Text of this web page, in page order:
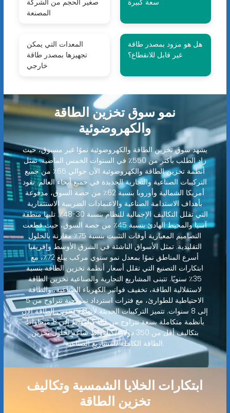
صغير الحجم من الشركة
المصنعة
سعة كبيرة
المعدات التي يمكن
تجهيزها بمصدر طاقة
خارجي
هل هو مزود بمصدر طاقة
غير قابل للانقطاع؟
نمو سوق تخزين الطاقة
والكهروضوئية
يشهد سوق تخزين الطاقة والكهروضوئية نموًا غير مسبوق، حيث
زاد الطلب بأكثر من 550٪ في السنوات الخمس الماضية. تمثل
أنظمة تخزين الطاقة والكهروضوئية الآن حوالي 65٪ من جميع
التركيبات الصناعية والتجارية الجديدة في جميع أنحاء العالم. تقود
أمريكا الشمالية وأوروبا بنسبة 62٪ من حصة السوق، مدفوعة
بأهداف الاستدامة الصناعية والاعتمادات الضريبية الاستثمارية
التي تقلل التكاليف الإجمالية للنظام بنسبة 30-48٪. تليها منطقة
آسيا والمحيط الهادئ بنسبة 45٪ من حصة السوق، حيث قطعت
التصاميم المعيارية أوقات التثبيت بنسبة 75٪ مقارنة بالحلول
التقليدية. تمثل الأسواق الناشئة في الشرق الأوسط وإفريقيا
أسرع المناطق نموًا بمعدل نمو سنوي مركب يبلغ 72٪، مع
ابتكارات التصنيع التي تقلل أسعار أنظمة تخزين الطاقة بنسبة
35٪ سنويًا. تتبنى المشاريع التجارية والصناعية تخزين الطاقة
لاستقلالية الطاقة، تخفيف فواتير الكهرباء الصناعية، والطاقة
الاحتياطية للطوارئ، مع فترات استرداد نموذجية تتراوح من 5
إلى 8 سنوات. تتميز التركيبات الحديثة لأنظمة تخزين الطاقة الآن
بأنظمة متكاملة بسعة تتراوح من 80 كيلوواط إلى 8 ميجاواط
بتكاليف أقل من 350 دولارًا/كيلوواط ساعة لحلول تخزين
الطاقة الكاملة للمشاريع الصناعية.
ابتكارات الخلايا الشمسية وتكاليف
تخزين الطاقة